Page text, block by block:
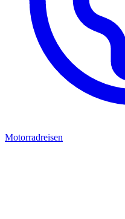
Motorradreisen